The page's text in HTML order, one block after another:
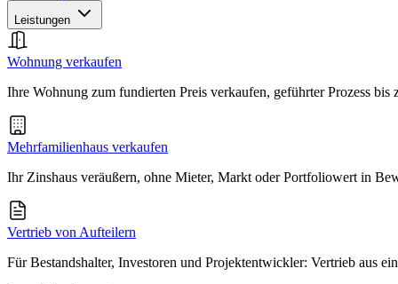
Leistungen
Wohnung verkaufen
Ihre Wohnung zum fundierten Preis verkaufen, geführter Prozess bis
Mehrfamilienhaus verkaufen
Ihr Zinshaus veräußern, ohne Mieter, Markt oder Portfoliowert in
Vertrieb von Aufteilern
Für Bestandshalter, Investoren und Projektentwickler: Vertrieb aus